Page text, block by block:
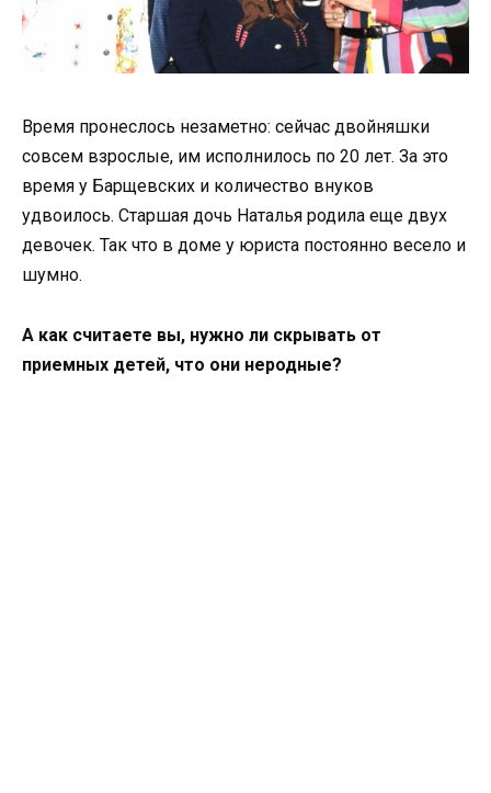
Время пронеслось незаметно: сейчас двойняшки
совсем взрослые, им исполнилось по 20 лет. За это
время у Барщевских и количество внуков
удвоилось. Старшая дочь Наталья родила еще двух
девочек. Так что в доме у юриста постоянно весело и
шумно.
А как считаете вы, нужно ли скрывать от
приемных детей, что они неродные?